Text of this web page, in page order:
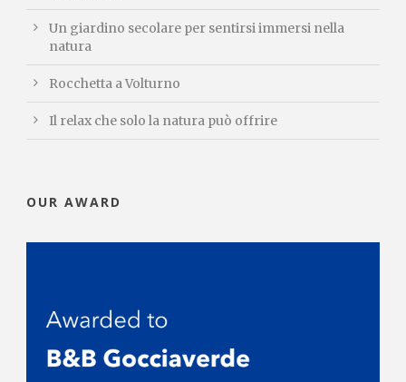
Un giardino secolare per sentirsi immersi nella
natura
Rocchetta a Volturno
Il relax che solo la natura può offrire
OUR AWARD